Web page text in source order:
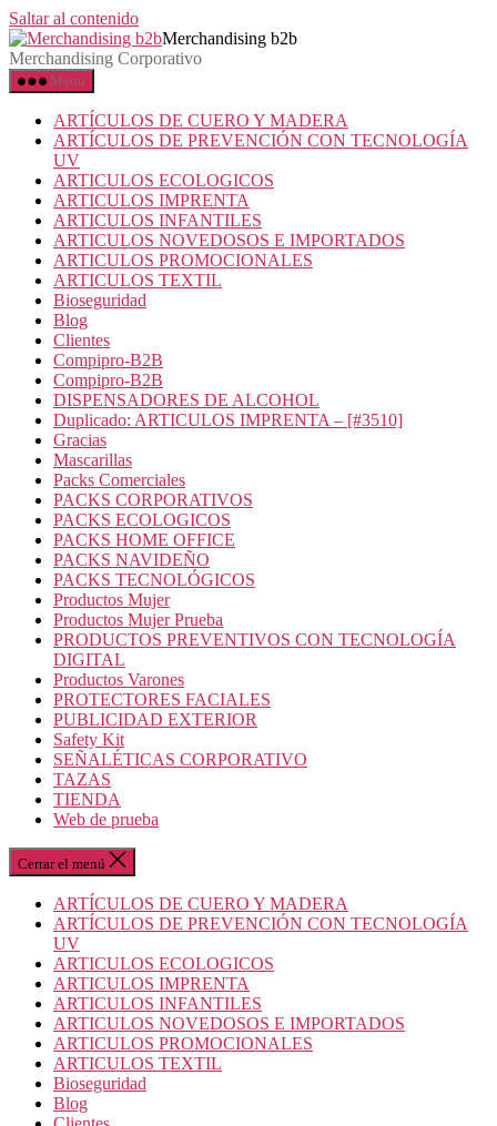
Saltar al contenido
Merchandising b2b
Merchandising Corporativo
Menú
ARTÍCULOS DE CUERO Y MADERA
ARTÍCULOS DE PREVENCIÓN CON TECNOLOGÍA
UV
ARTICULOS ECOLOGICOS
ARTICULOS IMPRENTA
ARTICULOS INFANTILES
ARTICULOS NOVEDOSOS E IMPORTADOS
ARTICULOS PROMOCIONALES
ARTICULOS TEXTIL
Bioseguridad
Blog
Clientes
Compipro-B2B
Compipro-B2B
DISPENSADORES DE ALCOHOL
Duplicado: ARTICULOS IMPRENTA – [#3510]
Gracias
Mascarillas
Packs Comerciales
PACKS CORPORATIVOS
PACKS ECOLOGICOS
PACKS HOME OFFICE
PACKS NAVIDEÑO
PACKS TECNOLÓGICOS
Productos Mujer
Productos Mujer Prueba
PRODUCTOS PREVENTIVOS CON TECNOLOGÍA
DIGITAL
Productos Varones
PROTECTORES FACIALES
PUBLICIDAD EXTERIOR
Safety Kit
SEÑALÉTICAS CORPORATIVO
TAZAS
TIENDA
Web de prueba
Cerrar el menú
ARTÍCULOS DE CUERO Y MADERA
ARTÍCULOS DE PREVENCIÓN CON TECNOLOGÍA
UV
ARTICULOS ECOLOGICOS
ARTICULOS IMPRENTA
ARTICULOS INFANTILES
ARTICULOS NOVEDOSOS E IMPORTADOS
ARTICULOS PROMOCIONALES
ARTICULOS TEXTIL
Bioseguridad
Blog